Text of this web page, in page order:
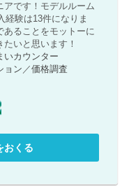
アです！モデルルーム
経験は13件になりま
あることをモットーに
いと思います！
いカウンター
ョン ／価格調査
おくる